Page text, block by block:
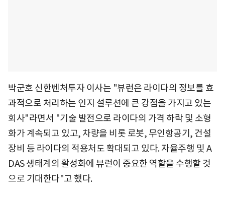
박군호 신한벤처투자 이사는 "뷰런은 라이다의 정보를 효
과적으로 처리하는 인지 설루션에 큰 강점을 가지고 있는
회사"라면서 "기술 발전으로 라이다의 가격 하락 및 소형
화가 계속되고 있고, 차량을 비롯 로봇, 무인항공기, 건설
장비 등 라이다의 적용처도 확대되고 있다. 자율주행 및 A
DAS 생태계의 활성화에 뷰런이 중요한 역할을 수행할 것
으로 기대한다"고 했다.